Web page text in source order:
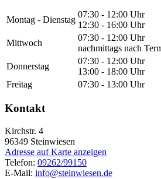
Montag - Dienstag
07:30 - 12:00 Uhr
12:30 - 16:00 Uhr
Mittwoch
07:30 - 12:00 Uhr
nachmittags nach
Donnerstag
07:30 - 12:00 Uhr
13:00 - 18:00 Uhr
Freitag
07:30 - 13:00 Uhr
Kontakt
Kirchstr. 4
96349 Steinwiesen
Adresse auf Karte anzeigen
Telefon: 09262/99150
E-Mail: info@steinwiesen.de